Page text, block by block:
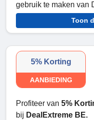
gebruik te maken van
Toon
5% Korting
AANBIEDING
Profiteer van 5%
bij DealExtreme BE.